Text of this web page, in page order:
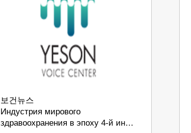
보건뉴스
Индустрия мирового
здравоохранения в эпоху 4-й ин…